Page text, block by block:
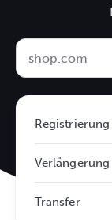
Registrierung
Verlängerung
Transfer